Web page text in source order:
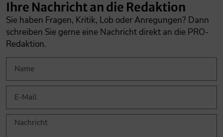
Ihre Nachricht an die Redaktion
Sie haben Fragen, Kritik, Lob oder Anregungen? Dann
schreiben Sie gerne eine Nachricht direkt an die PRO-
Redaktion.